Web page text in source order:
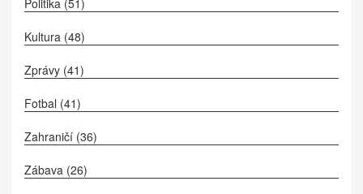
Politika (51)
Kultura (48)
Zprávy (41)
Fotbal (41)
Zahraničí (36)
Zábava (26)